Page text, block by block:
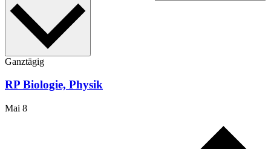
Ganztägig
RP Biologie, Physik
Mai 8